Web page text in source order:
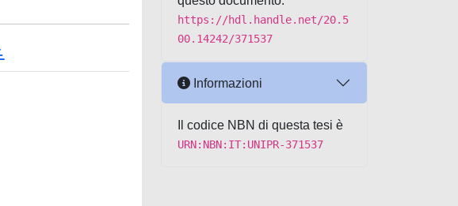
https://hdl.handle.net/20.5
00.14242/371537
Informazioni
Il codice NBN di questa tesi è
URN:NBN:IT:UNIPR-371537